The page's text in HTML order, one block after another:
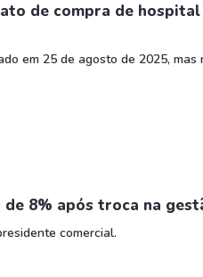
de compra de hospital
em 25 de agosto de 2025, mas
de 8% após troca na
comercial.